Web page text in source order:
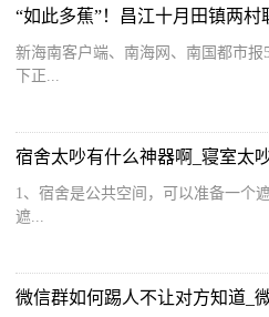
新海南客户端、南海网、南国都市报
下正...
宿舍太吵有什么神器啊_寝室太
1、宿舍是公共空间，可以准备一个
遮...
微信群如何踢人不让对方知道_